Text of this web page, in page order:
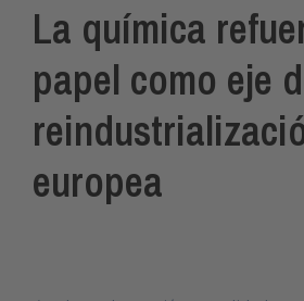
La química
papel como eje
europea